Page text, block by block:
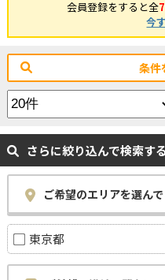
会員登録をすると全
今
条件
さらに絞り込んで検索する
ご希望のエリアを選ん
東京都